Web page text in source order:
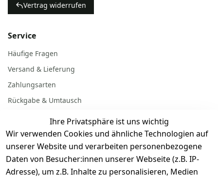
Ihre Privatsphäre ist uns wichtig
Wir verwenden Cookies und ähnliche Technologien auf
unserer Website und verarbeiten personenbezogene
Daten von Besucher:innen unserer Webseite (z.B. IP-
Adresse), um z.B. Inhalte zu personalisieren, Medien
Vertrag widerrufen
Service
Häufige Fragen
Versand & Lieferung
Zahlungsarten
Rückgabe & Umtausch
Batterieentsorgung
Gerät verkaufen